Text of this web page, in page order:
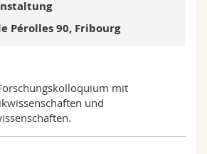
Fak.
Pérolles 90, Fribourg
mit
und